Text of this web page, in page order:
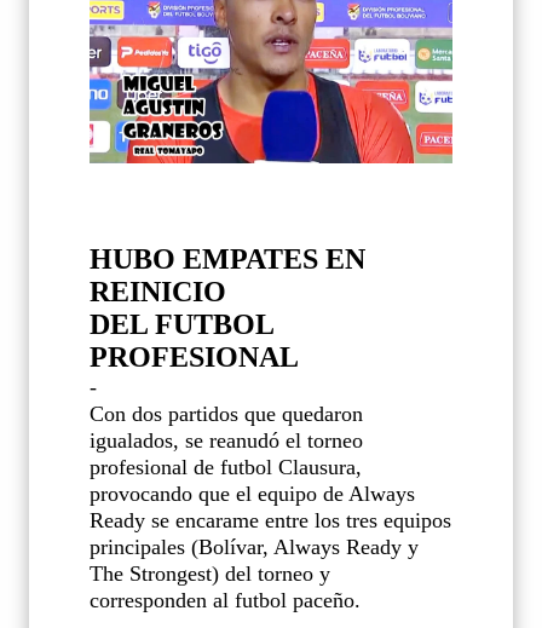
HUBO EMPATES EN
REINICIO
DEL FUTBOL
PROFESIONAL
-
Con dos partidos que quedaron
igualados, se reanudó el torneo
profesional de futbol Clausura,
provocando que el equipo de Always
Ready se encarame entre los tres equipos
principales (Bolívar, Always Ready y
The Strongest) del torneo y
corresponden al futbol paceño.